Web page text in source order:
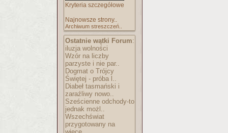
Kryteria szczegółowe
Najnowsze strony..
Archiwum streszczeń..
Ostatnie wątki Forum:
iluzja wolności
Wzór na liczby
parzyste i nie par..
Dogmat o Trójcy
Świętej - próba l..
Diabeł tasmański i
zaraźliwy nowo..
Sześcienne odchody-to
jednak możl..
Wszechświat
przygotowany na